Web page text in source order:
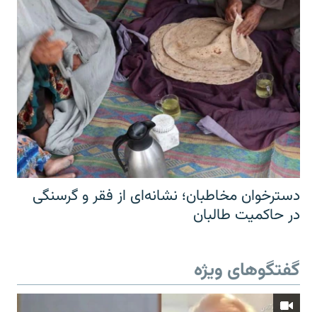
دسترخوان مخاطبان؛ نشانه‌ای از فقر و گرسنگی
در حاکمیت طالبان
گفتگوهای ویژه